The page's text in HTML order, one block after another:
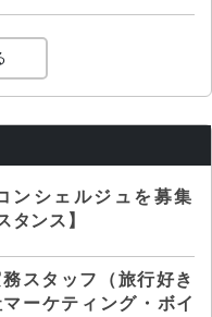
ンシェルジュを募集
タンス】
スタッフ（旅行好き
ーケティング・ボイ